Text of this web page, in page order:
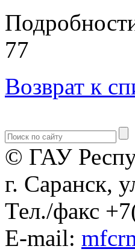
77
Возврат к
© ГАУ
г. Саранск,
Тел./факс
E-mail: